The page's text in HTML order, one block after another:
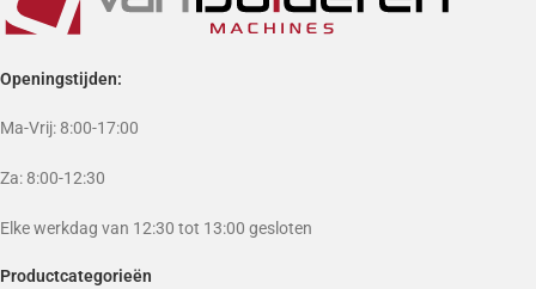
Openingstijden:
Ma-Vrij: 8:00-17:00
Za: 8:00-12:30
Elke werkdag van 12:30 tot 13:00 gesloten
Productcategorieën